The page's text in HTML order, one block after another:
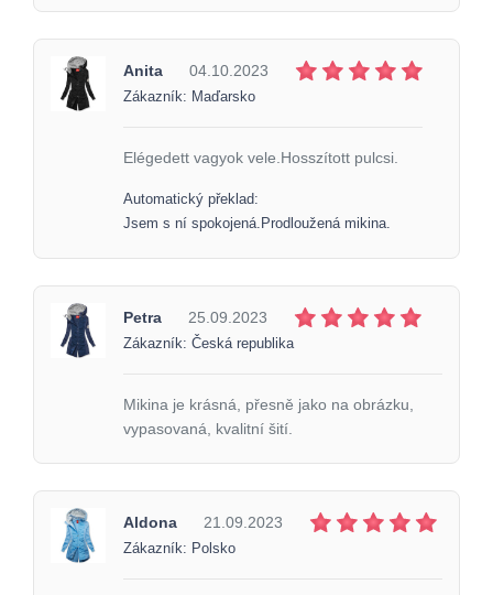
Anita 04.10.2023
Zákazník: Maďarsko
Elégedett vagyok vele.Hosszított pulcsi.
Automatický překlad:
Jsem s ní spokojená.Prodloužená mikina.
Petra 25.09.2023
Zákazník: Česká republika
Mikina je krásná, přesně jako na obrázku,
vypasovaná, kvalitní šití.
Aldona 21.09.2023
Zákazník: Polsko